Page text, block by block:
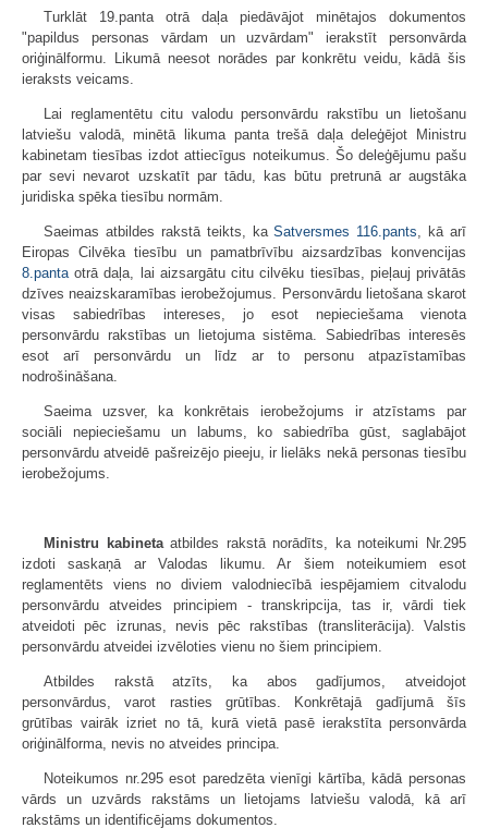
Turklāt 19.panta otrā daļa piedāvājot minētajos dokumentos
"papildus personas vārdam un uzvārdam" ierakstīt personvārda
oriģinālformu. Likumā neesot norādes par konkrētu veidu, kādā šis
ieraksts veicams.
Lai reglamentētu citu valodu personvārdu rakstību un lietošanu
latviešu valodā, minētā likuma panta trešā daļa deleģējot Ministru
kabinetam tiesības izdot attiecīgus noteikumus. Šo deleģējumu pašu
par sevi nevarot uzskatīt par tādu, kas būtu pretrunā ar augstāka
juridiska spēka tiesību normām.
Saeimas atbildes rakstā teikts, kaSatversmes 116.pants, kā arī
Eiropas Cilvēka tiesību un pamatbrīvību aizsardzības konvencijas
8.pantaotrā daļa, lai aizsargātu citu cilvēku tiesības, pieļauj privātās
dzīves neaizskaramības ierobežojumus. Personvārdu lietošana skarot
visas sabiedrības intereses, jo esot nepieciešama vienota
personvārdu rakstības un lietojuma sistēma. Sabiedrības interesēs
esot arī personvārdu un līdz ar to personu atpazīstamības
nodrošināšana.
Saeima uzsver, ka konkrētais ierobežojums ir atzīstams par
sociāli nepieciešamu un labums, ko sabiedrība gūst, saglabājot
personvārdu atveidē pašreizējo pieeju, ir lielāks nekā personas tiesību
ierobežojums.
Ministru kabinetaatbildes rakstā norādīts, ka noteikumi Nr.295
izdoti saskaņā ar Valodas likumu. Ar šiem noteikumiem esot
reglamentēts viens no diviem valodniecībā iespējamiem citvalodu
personvārdu atveides principiem - transkripcija, tas ir, vārdi tiek
atveidoti pēc izrunas, nevis pēc rakstības (transliterācija). Valstis
personvārdu atveidei izvēloties vienu no šiem principiem.
Atbildes rakstā atzīts, ka abos gadījumos, atveidojot
personvārdus, varot rasties grūtības. Konkrētajā gadījumā šīs
grūtības vairāk izriet no tā, kurā vietā pasē ierakstīta personvārda
oriģinālforma, nevis no atveides principa.
Noteikumos nr.295 esot paredzēta vienīgi kārtība, kādā personas
vārds un uzvārds rakstāms un lietojams latviešu valodā, kā arī
rakstāms un identificējams dokumentos.